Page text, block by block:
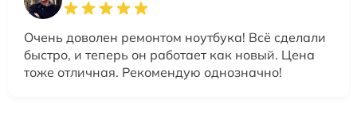
Очень доволен ремонтом ноутбука! Всё сделали
быстро, и теперь он работает как новый. Цена
тоже отличная. Рекомендую однозначно!